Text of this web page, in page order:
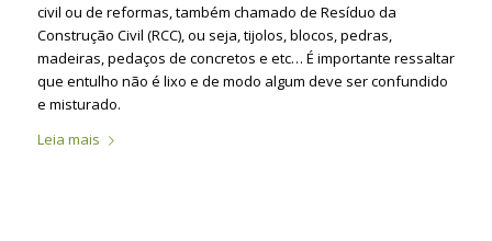
civil ou de reformas, também chamado de Resíduo da
Construção Civil (RCC), ou seja, tijolos, blocos, pedras,
madeiras, pedaços de concretos e etc… É importante ressaltar
que entulho não é lixo e de modo algum deve ser confundido
e misturado.
Leia mais